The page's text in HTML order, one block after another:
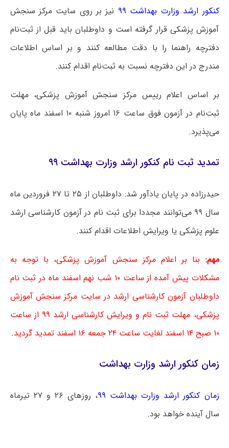
کنکور ارشد وزارت بهداشت ۹۹
نیز بر روی سایت مرکز سنجش
آموزش پزشکی قرار گرفته است و داوطلبان باید قبل از ثبت‌نام
دفترچه راهنما را با دقت مطالعه کنند و بر اساس اطلاعات
مندرج در این دفترچه نسبت به ثبت‌نام اقدام کنند.
بر اساس اعلام رییس مرکز سنجش آموزش پزشکی، مهلت
ثبت‌نام در آزمون فوق ساعت ۱۶ امروز شنبه ۱۰ اسفند ماه پایان
می‌پذیرد.
تمدید ثبت‌ نام کنکور ارشد وزارت بهداشت ۹۹
حیدرزاده در پایان یادآور شد: داوطلبان از ۲۵ تا ۲۷ فروردین ماه
سال ۹۹ می‌توانند مجددا برای ثبت نام در آزمون کارشناسی ارشد
علوم پزشکی یا ویرایش اطلاعات اقدام کنند.
مهم: بنا بر اعلام مرکز سنجش آموزش پزشکی، با توجه به
مشکلات پیش آمده از ساعت ۱۰ شب نهم اسفند ماه در ثبت نام
داوطلبان آزمون کارشناسی ارشد در سایت مرکز سنجش آموزش
پزشکی، مهلت ثبت نام و ویرایش کارشناسی ارشد ۹۹ از ساعت
۱۰ صبح ۱۴ اسفند لغایت ساعت ۲۴ جمعه ۱۶ اسفند تمدید گردید.
زمان کنکور ارشد وزارت بهداشت
زمان کنکور ارشد وزارت بهداشت ۹۹
، روزهای ۲۶ و ۲۷ تیرماه
سال آینده خواهد بود.